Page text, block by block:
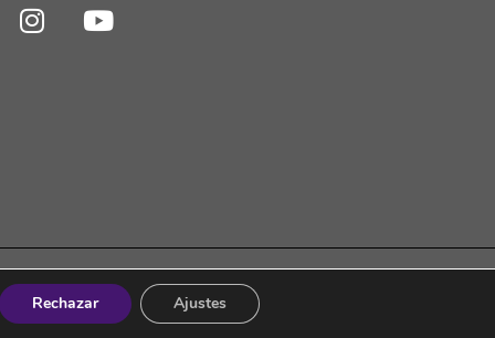
Rechazar Ajustes